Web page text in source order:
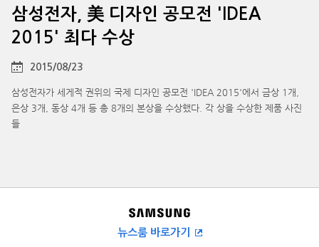
삼성전자, 美 디자인 공모전 'IDEA
2015' 최다 수상
2015/08/23
삼성전자가 세게적 권위의 국제 디자인 공모전 'IDEA 2015'에서 금상 1개,
은상 3개, 동상 4개 등 총 8개의 본상을 수상했다. 각 상을 수상한 제품 사진
들
뉴스룸 바로가기